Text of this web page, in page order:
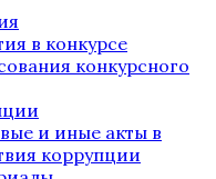
в конкурсе
конкурсного
и иные акты в
коррупции